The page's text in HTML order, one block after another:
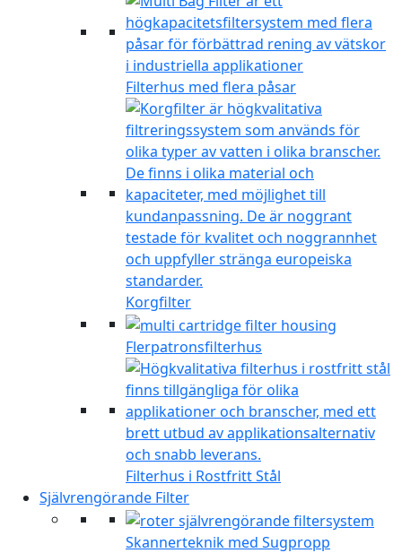
Filterhus med flera påsar
Korgfilter
Flerpatronsfilterhus
Filterhus i Rostfritt Stål
Självrengörande Filter
Skannerteknik med Sugpropp